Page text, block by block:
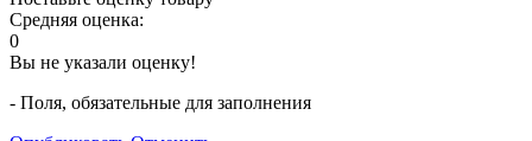
Средняя оценка:
0
Вы не указали оценку!
- Поля, обязательные для заполнения